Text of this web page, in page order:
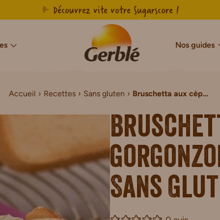
Découvrez vite votre Sugarscore !
& Sans Sucres Ajoutés
Sucres & Sans Sucres Ajoutés
Sucres & Sans Sucres Ajoutés
Chocolat Sans Sucres Ajoutés
Sucres Ajoutés
Sucres Ajoutés
Sans gluten
Biscuits Sans Gluten
Gâteaux Sans Gluten
Tartines Sans Gluten
Pains de mie Sans Gluten
Petit-déjeuner Sans Gluten
savoir-faire français Agir pour
Sans sucres Sans
Nos guides
Accueil Recettes Sans gluten Bruschetta aux cèpes, gorgonzola et noisettes Sans Gluten
Sans